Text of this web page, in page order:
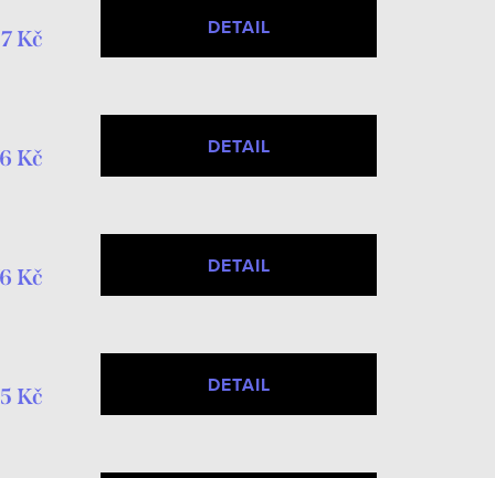
Kč DETAIL
Kč DETAIL
Kč DETAIL
Kč DETAIL